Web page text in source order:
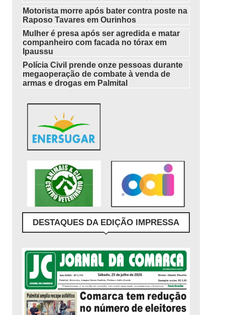
Motorista morre após bater contra poste na
Raposo Tavares em Ourinhos
Mulher é presa após ser agredida e matar
companheiro com facada no tórax em
Ipaussu
Polícia Civil prende onze pessoas durante
megaoperação de combate à venda de
armas e drogas em Palmital
DESTAQUES DA EDIÇÃO IMPRESSA